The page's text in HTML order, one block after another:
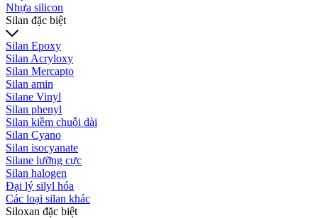
Nhựa silicon
Silan đặc biệt
Silan Epoxy
Silan Acryloxy
Silan Mercapto
Silan amin
Silane Vinyl
Silan phenyl
Silan kiềm chuỗi dài
Silan Cyano
Silan isocyanate
Silane lưỡng cực
Silan halogen
Đại lý silyl hóa
Các loại silan khác
Siloxan đặc biệt